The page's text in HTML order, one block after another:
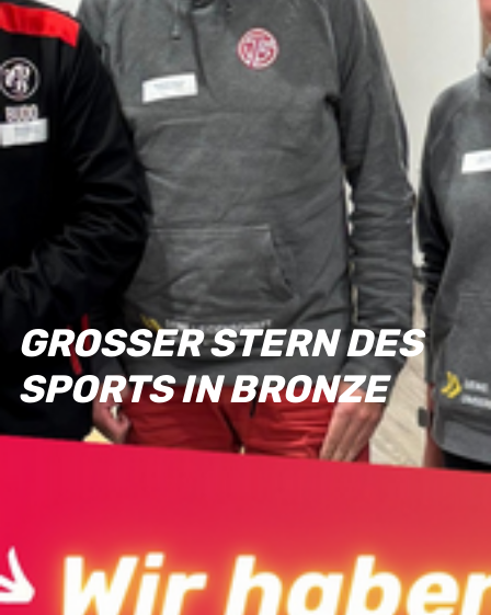
GROSSER STERN DES S
PORTS IN BRONZE